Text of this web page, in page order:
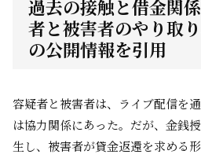
過去の接触と借金関
者と被害者のやり取
の公開情報を引用
容疑者と被害者は、ライブ配信を
は協力関係にあった。だが、金銭
生し、被害者が貸金返還を求める